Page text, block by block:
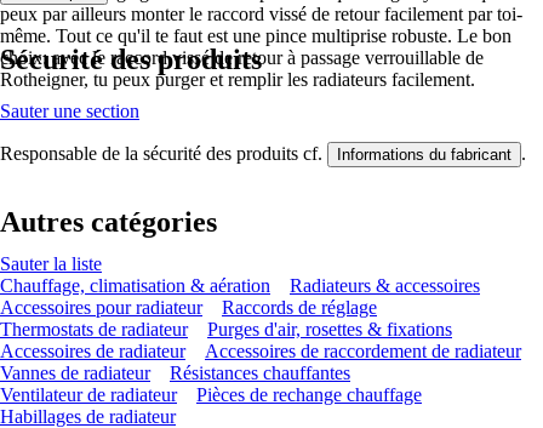
peux par ailleurs monter le raccord vissé de retour facilement par toi-
même. Tout ce qu'il te faut est une pince multiprise robuste. Le bon
choix: avec le raccord vissé de retour à passage verrouillable de
Rotheigner, tu peux purger et remplir les radiateurs facilement.
Sécurité des produits
Sauter une section
Responsable de la sécurité des produits cf. Informations du fabricant .
Autres catégories
Sauter la liste
Chauffage, climatisation & aération
Radiateurs & accessoires
Accessoires pour radiateur
Raccords de réglage
Thermostats de radiateur
Purges d'air, rosettes & fixations
Accessoires de radiateur
Accessoires de raccordement de radiateur
Vannes de radiateur
Résistances chauffantes
Ventilateur de radiateur
Pièces de rechange chauffage
Habillages de radiateur